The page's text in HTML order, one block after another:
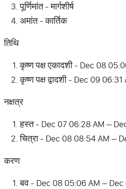
पूर्णिमांत - मार्गशीर्ष
अमांत - कार्तिक
तिथि
कृष्ण पक्ष एकादशी - Dec 08
कृष्ण पक्ष द्वादशी - Dec 09
नक्षत्र
हस्त - Dec 07 06:28 AM –
चित्रा - Dec 08 08:54 AM –
करण
बव - Dec 08 05:06 AM –